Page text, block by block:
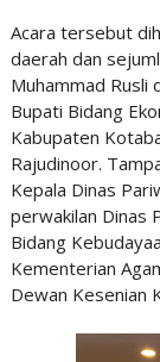
Acara tersebut
daerah dan
Muhammad Rusli
Bupati Bidang
Kabupaten
Rajudinoor.
Kepala Dinas
perwakilan Dinas
Bidang
Kementerian
Dewan Kesenian